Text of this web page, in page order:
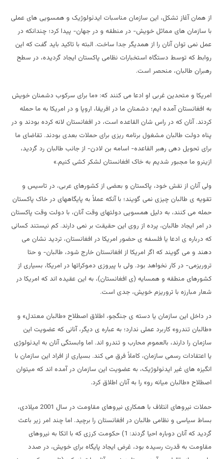
از همان آغاز تشکل، این سازمان مناسبات ایدئولوژیک و همسویی های عملی
با سازمان های مماثل خویش- در منطقه و در جهان- پیدا کرد؛ چندانکه در
عمل نمی توان آنان را از همدیگر جدا ساخت. البته با تاکید باید گفت که این
روابط که توسط دستگاه استخبارات نظامی پاکستان ایجاد گردیده، در سطح
رهبران طالبان، منحصر است.
امریکا و متحدین غربی او ادعا می کنند که: «ما برای سرکوب دشمنان خویش
به افغانستان آمده ایم؛ دشمنان ما در افریقا، اروپا و در امریکا به ما حمله
کردند. آنان که در راس شان القاعده است، در افغانستان لانه کرده بودند و در
پناه دولت طالبان مشغول برنامه ریزی برای حملات بعدی بودند. تقاضای ما
برای تحویل دهی رهبر القاعده- اسامه بن لادن- از جانب طالبان رد گردید،
ازینرو ما مجبور شدیم به خاک افغانستان لشکر کشی کنیم.»
ولی آنان از نقش خود، پاکستان و بعضی از کشورهای عربی، در تاسیس و
تقویه ی طالبان چیزی نمی گویند؛ با آنکه عملاً به پایگاههای در خاک پاکستان
حمله می کنند، به دلیل همسویی دولتهای وقت آنان، با دولت وقت پاکستان
در امر ایجاد طالبان، پرده از روی این حقیقت بر نمی دارند. کم نیستند کسانی
که درباره ی ادعا یا فلسفه ی حضور امریکا در افغانستان، تردید نشان می
دهند و می گویند که اگر امریکا از افغانستان خارج شود، طالبان- و حتا
تروریزمی- در کار نخواهد بود. ولی با پیروزی دموکراتها در امریکا، بسیاری از
کشورهای منطقه و همسایه (ی افغانستان)، به این عقیده اند که امریکا در
شعار مبارزه با تروریزم خویش، جدی است.
در داخل این سازمان یا دسته ی جنگجو، اطلاق اصطلاح «طالبان معتدل» و
«طالبان تندرو» کاربرد عملی ندارد؛ به عباره ی دیگر، آنانی که عضویت این
سازمان را دارند، بالعموم محارب و تندرو اند. اما وابستگی آنان به ایدئولوژی
یا اعتقادات رسمی سازمان، کاملاً فرق می کند. بسیاری از افراد این سازمان با
انگیزه های غیر ایدئولوژیک، به عضویت این سازمان در آمده اند که میتوان
اصطلاح «طالبان میانه رو» را به آنان اطلاق کرد.
حملات نیروهای ائتلاف با همکاری نیروهای مقاومت در سال 2001 میلادی،
بساط سیاسی و نظامی طالبان در افغانستان را برچید. اما چند امر زیر باعث
گردید که آنان دوباره احیا گردند: 1) حکومت کرزی که با اتکا به نیروهای
مقاومت به قدرت رسیده بود، غرض ایجاد پایگاه برای خویش، در صدد